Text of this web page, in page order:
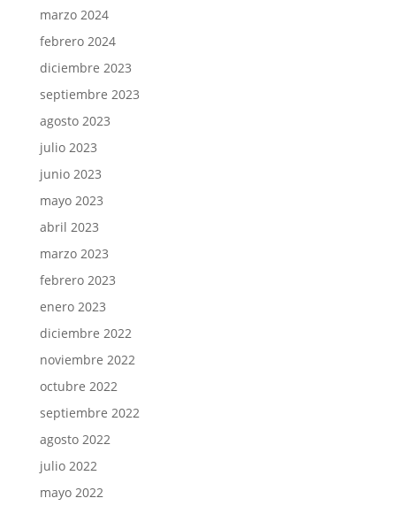
marzo 2024
febrero 2024
diciembre 2023
septiembre 2023
agosto 2023
julio 2023
junio 2023
mayo 2023
abril 2023
marzo 2023
febrero 2023
enero 2023
diciembre 2022
noviembre 2022
octubre 2022
septiembre 2022
agosto 2022
julio 2022
mayo 2022